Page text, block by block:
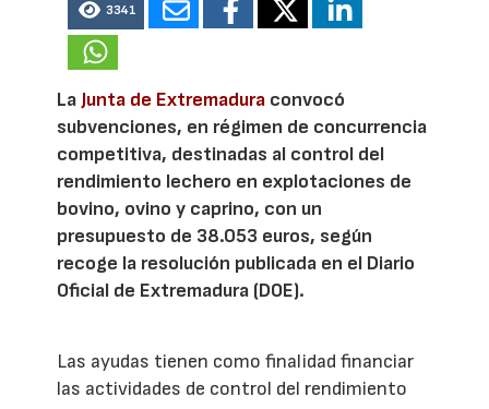
3341
La Junta de Extremadura convocó
subvenciones, en régimen de concurrencia
competitiva, destinadas al control del
rendimiento lechero en explotaciones de
bovino, ovino y caprino, con un
presupuesto de 38.053 euros, según
recoge la resolución publicada en el Diario
Oficial de Extremadura (DOE).
Las ayudas tienen como finalidad financiar
las actividades de control del rendimiento